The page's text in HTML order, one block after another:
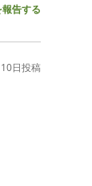
告する
日投稿